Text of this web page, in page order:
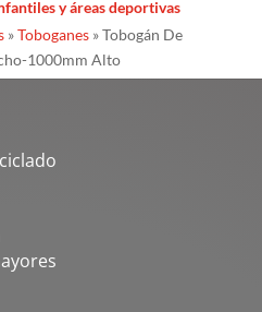
y áreas deportivas
»Toboganes»Tobogán De
1000mm Alto